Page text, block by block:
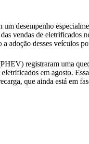
desempenho
vendas de
adoção desses veículos
registraram uma
em agosto.
que ainda está em